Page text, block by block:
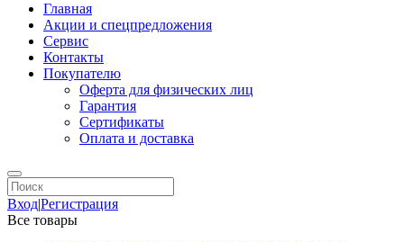
Главная
Акции и спецпредложения
Сервис
Контакты
Покупателю
Оферта для физических лиц
Гарантия
Сертификаты
Оплата и доставка
Вход|Регистрация
Все товары